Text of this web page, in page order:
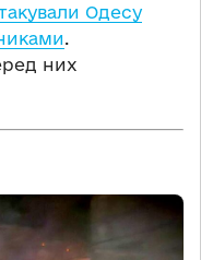
Одесу
.
них